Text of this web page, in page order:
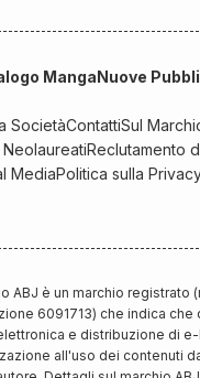
MangaNuove
SocietàContattiSul
Reclutamento
MediaPolitica sulla
ABJ è un marchio registrato
6091713) che indica
e distribuzione di
all'uso dei contenuti